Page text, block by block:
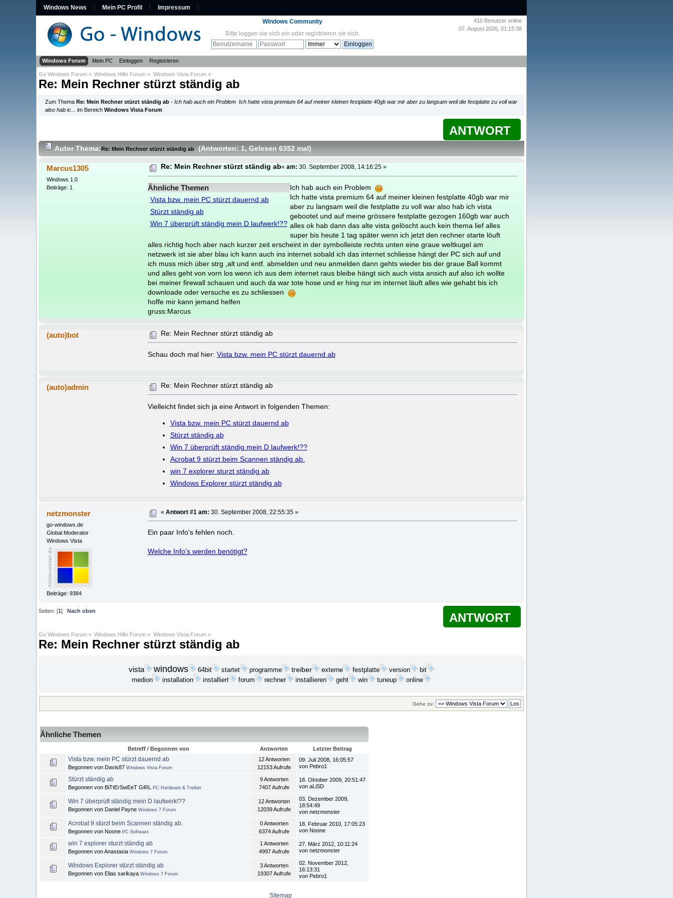
Windows News Mein PC Profil Impressum
410 Benutzer online
07. August 2026, 01:15:38
Windows Community
Bitte loggen sie sich ein oder registrieren sie sich.
Windows Forum Mein PC Einloggen Registrieren
Go Windows Forum » Windows Hilfe Forum » Windows Vista Forum»
Re: Mein Rechner stürzt ständig ab
Zum ThemaRe: Mein Rechner stürzt ständig ab -Ich hab auch ein Problem Ich hatte vista premium 64 auf meiner kleinen festplatte 40gb war mir aber zu langsam weil die festplatte zu voll war
also hab ic ... im BereichWindows Vista Forum
ANTWORT
AutorThema: Re: Mein Rechner stürzt ständig ab (Antworten: 1, Gelesen 6352 mal )
Marcus1305
Windows 1.0
Beiträge: 1
Re: Mein Rechner stürzt ständig ab«am: 30. September 2008, 14:16:25 »
Ähnliche Themen
Vista bzw. mein PC stürzt dauernd ab
Stürzt ständig ab
Win 7 überprüft ständig mein D laufwerk!??
Ich hab auch ein Problem
Ich hatte vista premium 64 auf meiner kleinen festplatte 40gb war mir
aber zu langsam weil die festplatte zu voll war also hab ich vista
gebootet und auf meine grössere festplatte gezogen 160gb war auch
alles ok hab dann das alte vista gelöscht auch kein thema lief alles
super bis heute 1 tag später wenn ich jetzt den rechner starte löuft
alles richtig hoch aber nach kurzer zeit erscheint in der symbolleiste rechts unten eine graue weltkugel am
netzwerk ist sie aber blau ich kann auch ins internet sobald ich das internet schliesse hängt der PC sich auf und
ich muss mich über strg ,alt und entf. abmelden und neu anmelden dann gehts wieder bis der graue Ball kommt
und alles geht von vorn los wenn ich aus dem internet raus bleibe hängt sich auch vista ansich auf also ich wollte
bei meiner firewall schauen und auch da war tote hose und er hing nur im internet läuft alles wie gehabt bis ich
downloade oder versuche es zu schliessen
hoffe mir kann jemand helfen
gruss:Marcus
(auto)bot Re: Mein Rechner stürzt ständig ab
Schau doch mal hier: Vista bzw. mein PC stürzt dauernd ab
(auto)admin Re: Mein Rechner stürzt ständig ab
Vielleicht findet sich ja eine Antwort in folgenden Themen:
Vista bzw. mein PC stürzt dauernd ab
Stürzt ständig ab
Win 7 überprüft ständig mein D laufwerk!??
Acrobat 9 stürzt beim Scannen ständig ab.
win 7 explorer sturzt ständig ab
Windows Explorer stürzt ständig ab
netzmonster
go-windows.de
Global Moderator
Windows Vista
Beiträge: 9384
«Antwort #1 am: 30. September 2008, 22:55:35 »
Ein paar Info's fehlen noch.
Welche Info's werden benötigt?
ANTWORT
Seiten: [1] Nach oben
Go Windows Forum » Windows Hilfe Forum » Windows Vista Forum»
Re: Mein Rechner stürzt ständig ab
vista windows 64bit startet programme treiber externe festplatte version
bit
medion
installation installiert forum rechner installieren geht win tuneup online
Gehe zu:
Ähnliche Themen
Betreff / Begonnen von Antworten Letzter Beitrag
Vista bzw. mein PC stürzt dauernd ab
Begonnen von Davis87 Windows Vista Forum
12 Antworten
12153 Aufrufe
09. Juli 2008, 16:05:57
von Pebro1
Stürzt ständig ab
Begonnen von BiTtErSwEeT GiRL PC Hardware & Treiber
9 Antworten
7407 Aufrufe
18. Oktober 2009, 20:51:47
von aLiSD
Win 7 überprüft ständig mein D laufwerk!??
Begonnen von Daniel Payne Windows 7 Forum
12 Antworten
12039 Aufrufe
03. Dezember 2009,
18:54:49
von netzmonster
Acrobat 9 stürzt beim Scannen ständig ab.
Begonnen von Noone PC Software
0 Antworten
6374 Aufrufe
18. Februar 2010, 17:05:23
von Noone
win 7 explorer sturzt ständig ab
Begonnen von Anastasia Windows 7 Forum
1 Antworten
4997 Aufrufe
27. März 2012, 10:11:24
von netzmonster
Windows Explorer stürzt ständig ab
Begonnen von Elias sarikaya Windows 7 Forum
3 Antworten
19307 Aufrufe
02. November 2012,
16:13:31
von Pebro1
Sitemap